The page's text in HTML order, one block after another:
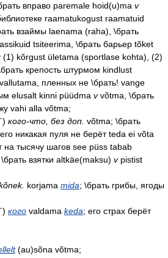
вправо paremale hoid(u)ma v
raamatukogust raamatuid
взаймы laenama (raha), \брать
tsiteerima, \брать барьер tõket
(1) kõrgust ületama (sportlase kohta), (2)
крепость штурмом kindlust
пленных не \брать! vange
elusalt kinni püüdma vvõtma, \брать
vahi alla võtma;
кого-что, без доп. võtma; \брать
никакая пуля не берёт teda ei võta
на тысячу шагов see püss tabab
взятки altkäe(maksu) vpistist
korjama mida; \брать грибы, ягоды
кого valdama keda; его страх берёт
(au)sõna võtma;